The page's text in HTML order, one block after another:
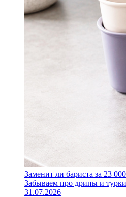
Заменит ли бариста за 23
Забываем про дрипы и
31.07.2026